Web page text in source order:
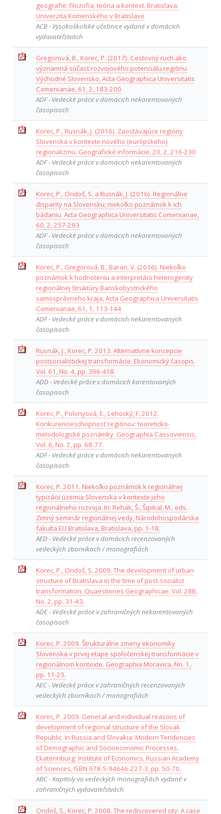
geografie: filozofia, teória a kontext. Bratislava:
Univerzita Komenského v Bratislave
ACB - Vysokoškolské učebnice vydané v domácich
vydavateľstvách
Gregorová, B., Korec, P. (2017). Cestovný ruch ako
významná súčasť rozvojového potenciálu regiónu
Východné Slovensko, Acta Geographica Universitatis
Comenianae, 61, 2, 183-200
ADF - Vedecké práce v domácich nekarentovaných
časopisoch
Korec, P., Rusnák, J. (2016). Zaostávajúce regióny
Slovenska v kontexte nového (európskeho)
regionalizmu. Geografické informácie, 20, 2, 216-230
ADF - Vedecké práce v domácich nekarentovaných
časopisoch
Korec, P., Ondoš, S. a Rusnák, J. (2016). Regionálne
disparity na Slovensku; niekoľko poznámok k ich
bádaniu. Acta Geographica Universitatis Comenianae,
60, 2, 257-293
ADF - Vedecké práce v domácich nekarentovaných
časopisoch
Korec, P., Gregorová, B., Baran, V. (2016). Niekoľko
poznámok k hodnoteniu a interpretácii heterogenity
regionálnej štruktúry Banskobystrického
samosprávneho kraja, Acta Geographica Universitatis
Comenianae, 61, 1, 113-144
ADF - Vedecké práce v domácich nekarentovaných
časopisoch
Rusnák, J., Korec, P. 2013. Alternatívne koncepcie
postsocialistickej transformácie. Ekonomický časopis.
Vol. 61, No. 4, pp. 396-418.
ADD - Vedecké práce v domácich karentovaných
časopisoch
Korec, P., Polonyová, E., Lehocký, F. 2012.
Konkurencieschopnosť regiónov: teoreticko-
metodologické poznámky. Geographia Cassoviensis,
Vol. 6, No. 2, pp. 68-77.
ADF - Vedecké práce v domácich nekarentovaných
časopisoch
Korec, P. 2011. Niekoľko poznámok k regionálnej
typizácii územia Slovenska v kontexte jeho
regionálneho rozvoja. In: Rehák, Š., Šipikal, M., eds.
Zimný seminár regionálnej vedy, Národohospodárska
fakulta EU Bratislava, Bratislava, pp. 1-18.
AED - Vedecké práce v domácich recenzovaných
vedeckých zborníkoch / monografiách
Korec, P., Ondoš, S. 2009. The development of urban
structure of Bratislava in the time of post-socialist
transformation. Quaestiones Geographicae, Vol. 28B,
No. 2, pp. 31-43.
ADE - Vedecké práce v zahraničných nekarentovaných
časopisoch
Korec, P. 2009. Štrukturálne zmeny ekonomiky
Slovenska v prvej etape spoločenskej transformácie v
regionálnom kontexte. Geographia Moravica, No. 1,.
pp. 11-25.
AEC - Vedecké práce v zahraničných recenzovaných
vedeckých zborníkoch / monografiách
Korec, P. 2009. General and individual reasons of
development of regional structure of the Slovak
Republic. In Russia and Slovakia: Modern Tendencies
of Demographic and Socioeconomic Processes.
Ekaterinburg: Institute of Economics, Russian Academy
of Sciences, ISBN 978-5-94646-227-3, pp. 50-70.
ABC - Kapitoly vo vedeckých monografiách vydané v
zahraničných vydavateľstvách
Ondoš, S., Korec, P. 2008. The rediscovered city: A case